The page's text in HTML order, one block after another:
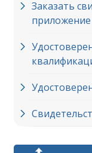
Заказать
приложение